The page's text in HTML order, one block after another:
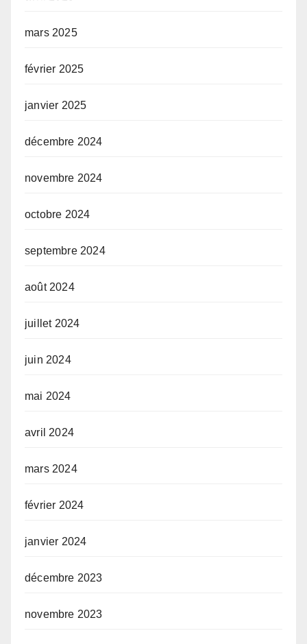
mars 2025
février 2025
janvier 2025
décembre 2024
novembre 2024
octobre 2024
septembre 2024
août 2024
juillet 2024
juin 2024
mai 2024
avril 2024
mars 2024
février 2024
janvier 2024
décembre 2023
novembre 2023